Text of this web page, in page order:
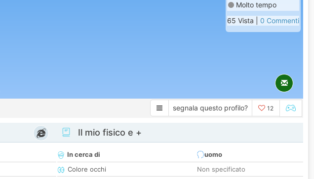
Molto tempo
65 Vista | 0 Commenti
segnala questo profilo? 12
Il mio fisico e +
In cerca di
uomo
Colore occhi
Non specificato